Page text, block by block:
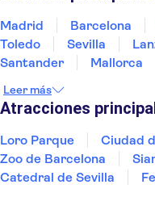
Madrid Barcelona
Toledo
Sevilla
Santander
Mallorca
Bilbao
Menorca
Leer más
Atracciones
Loro Parque
Ciudad
Zoo de Barcelona
Catedral de Sevilla